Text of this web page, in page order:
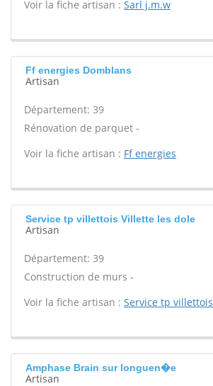
Voir la fiche artisan : Sarl j.m.w
Ff energies Domblans
Artisan
Département: 39
Rénovation de parquet -
Voir la fiche artisan : Ff energies
Service tp villettois Villette les dole
Artisan
Département: 39
Construction de murs -
Voir la fiche artisan : Service tp villettois
Amphase Brain sur longuen�e
Artisan